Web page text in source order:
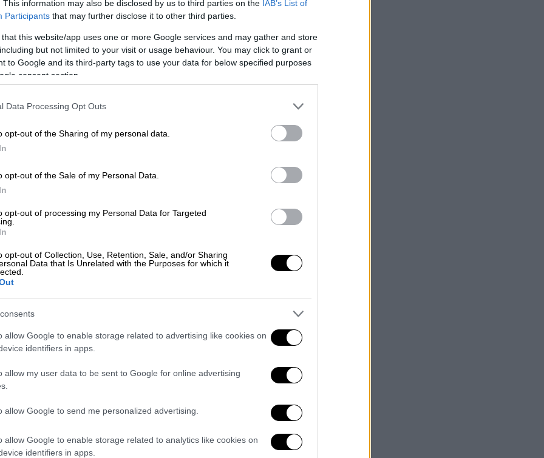
This information may also be disclosed by us to third parties on the IAB’s List of
Participants that may further disclose it to other third parties.
that this website/app uses one or more Google services and may gather and store
but not limited to your visit or usage behaviour. You may click to grant or
to Google and its third-party tags to use your data for below specified purposes
consent section.
Data Processing Opt Outs
opt-out of the Sharing of my personal data.
opt-out of the Sale of my Personal Data.
opt-out of processing my Personal Data for Targeted
opt-out of Collection, Use, Retention, Sale, and/or Sharing
Data that Is Unrelated with the Purposes for which it
allow Google to enable storage related to advertising like cookies on
identifiers in apps.
allow my user data to be sent to Google for online advertising
allow Google to send me personalized advertising.
allow Google to enable storage related to analytics like cookies on
identifiers in apps.
μέρα υπό κατάληψη, τον είδαν
τελικά βρήκαν τον μπαλτά και πέρασαν
κρατούμενο από τον Κορυδαλλό για
Μάγγου - Στο εδώλιο οι έξι
υποστήριξε στις Αρχές ότι είχε το
χωρίς να αποκαλύψει όμως τι τον
σύνδεση του περιστατικού με
Μια φωτογραφία που δημοσιοποίησε ο
κρεμάσει στα κάγκελα του σχολείου πανό
«όχι στον μύθο τουΠολυτεχνείου».